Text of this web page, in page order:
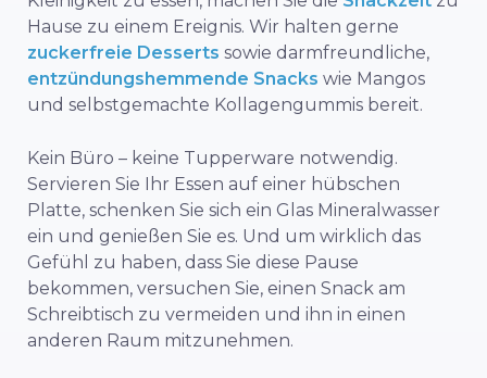
Hause zu einem Ereignis. Wir halten gerne
zuckerfreie Desserts sowie darmfreundliche,
entzündungshemmende Snacks wie Mangos
und selbstgemachte Kollagengummis bereit.
Kein Büro – keine Tupperware notwendig.
Servieren Sie Ihr Essen auf einer hübschen
Platte, schenken Sie sich ein Glas Mineralwasser
ein und genießen Sie es. Und um wirklich das
Gefühl zu haben, dass Sie diese Pause
bekommen, versuchen Sie, einen Snack am
Schreibtisch zu vermeiden und ihn in einen
anderen Raum mitzunehmen.